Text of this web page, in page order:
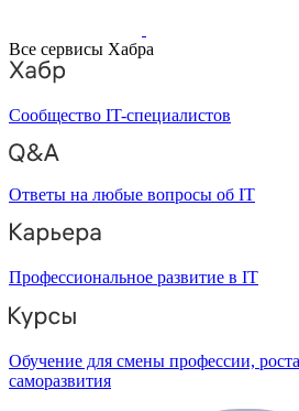
Все сервисы Хабра
Сообщество IT-специалистов
Ответы на любые вопросы об IT
Профессиональное развитие в IT
Обучение для смены профессии,
саморазвития